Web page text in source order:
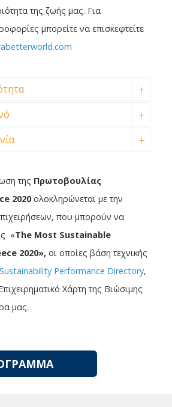
της ζωής μας. Για
μπορείτε να επισκεφτείτε
της Πρωτοβουλίας
2020ολοκληρώνεται με την
που μπορούν να
«The Most Sustainable
2020», οι οποίες βάση τεχνικής
Sustainability Performance Directory,
Χάρτη της Βιώσιμης
μας.